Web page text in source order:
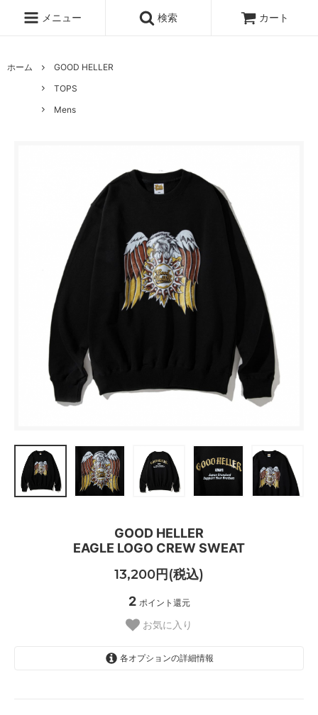
メニュー 検索 カート
ホーム
GOOD HELLER
TOPS
Mens
GOOD HELLER
EAGLE LOGO CREW SWEAT
13,200円(税込)
2 ポイント還元
お気に入り
各オプションの詳細情報